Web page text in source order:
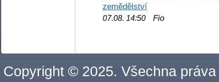
zemědělství
07.08. 14:50 Fio
Copyright © 2025. Všechna práva